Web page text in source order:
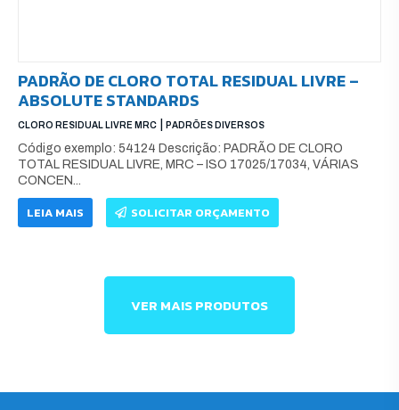
PADRÃO DE CLORO TOTAL RESIDUAL LIVRE –
ABSOLUTE STANDARDS
CLORO RESIDUAL LIVRE MRC PADRÕES DIVERSOS
Código exemplo: 54124 Descrição: PADRÃO DE CLORO
TOTAL RESIDUAL LIVRE, MRC – ISO 17025/17034, VÁRIAS
CONCEN...
LEIA MAIS SOLICITAR ORÇAMENTO
VER MAIS PRODUTOS